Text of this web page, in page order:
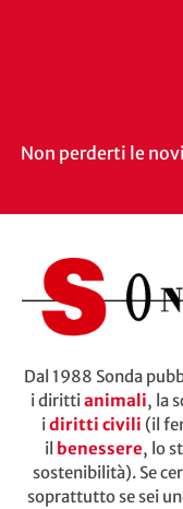
Non perderti le
Dal 1988 Sonda
i dirittianimali, la
idiritti civili (il
il benessere, lo
sostenibilità). Se
soprattutto se sei